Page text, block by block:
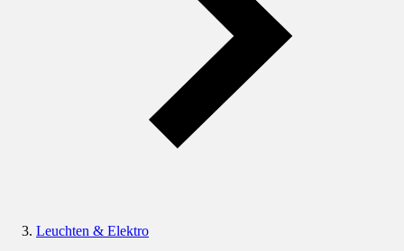
Leuchten & Elektro